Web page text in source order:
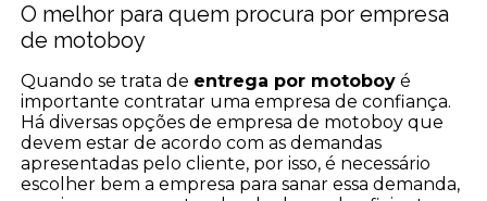
O melhor para quem procura por empresa
de motoboy
Quando se trata de entrega por motoboy é
importante contratar uma empresa de confiança.
Há diversas opções de empresa de motoboy que
devem estar de acordo com as demandas
apresentadas pelo cliente, por isso, é necessário
escolher bem a empresa para sanar essa demanda,